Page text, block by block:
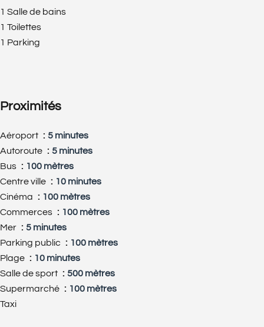
1 Salle de bains
1 Toilettes
1 Parking
Proximités
Aéroport
5 minutes
Autoroute
5 minutes
Bus
100 mètres
Centre ville
10 minutes
Cinéma
100 mètres
Commerces
100 mètres
Mer
5 minutes
Parking public
100 mètres
Plage
10 minutes
Salle de sport
500 mètres
Supermarché
100 mètres
Taxi